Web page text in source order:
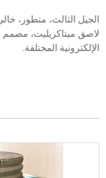
لاصق ميتاكريليت، مصمم
الإلكترونية المختلفة.